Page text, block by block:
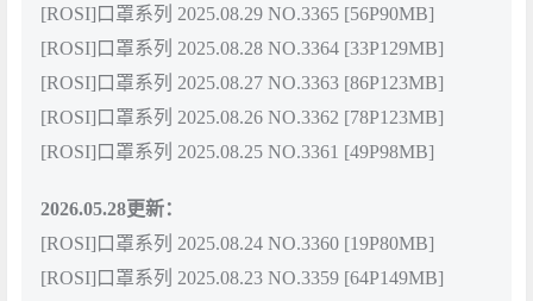
[ROSI]口罩系列 2025.08.29 NO.3365 [56P90MB]
[ROSI]口罩系列 2025.08.28 NO.3364 [33P129MB]
[ROSI]口罩系列 2025.08.27 NO.3363 [86P123MB]
[ROSI]口罩系列 2025.08.26 NO.3362 [78P123MB]
[ROSI]口罩系列 2025.08.25 NO.3361 [49P98MB]
2026.05.28更新：
[ROSI]口罩系列 2025.08.24 NO.3360 [19P80MB]
[ROSI]口罩系列 2025.08.23 NO.3359 [64P149MB]